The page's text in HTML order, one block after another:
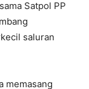
Satpol PP
saluran
memasang